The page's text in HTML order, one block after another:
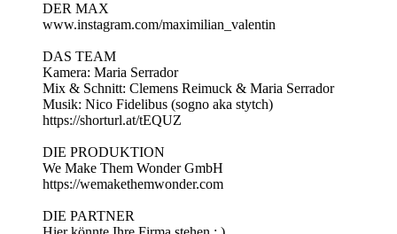
DER MAX
www.instagram.com/maximilian_valentin
DAS TEAM
Kamera: Maria Serrador
Mix & Schnitt: Clemens Reimuck & Maria Serrador
Musik: Nico Fidelibus (sogno aka stytch)
https://shorturl.at/tEQUZ
DIE PRODUKTION
We Make Them Wonder GmbH
https://wemakethemwonder.com
DIE PARTNER